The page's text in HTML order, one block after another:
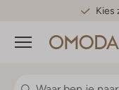
Menu